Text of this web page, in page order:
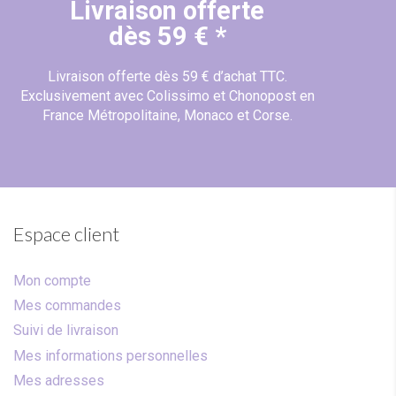
Livraison offerte
dès 59 € *
Livraison offerte dès 59 € d’achat TTC.
Exclusivement avec Colissimo et Chonopost en
France Métropolitaine, Monaco et Corse.
Espace client
Mon compte
Mes commandes
Suivi de livraison
Mes informations personnelles
Mes adresses